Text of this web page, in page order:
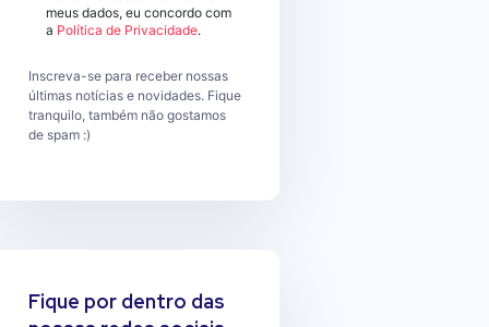
meus dados, eu concordo com
a Política de Privacidade.
Inscreva-se para receber nossas
últimas notícias e novidades. Fique
tranquilo, também não gostamos
de spam :)
Fique por dentro das